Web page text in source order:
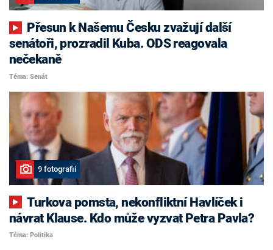
senátoři, prozradil Kuba. ODS reagovala
nečekaně
Téma: Senát
9 fotografií
Turkova pomsta, nekonfliktní Havlíček i
návrat Klause. Kdo může vyzvat Petra Pavla?
Téma: Politika